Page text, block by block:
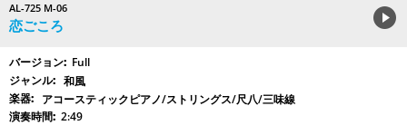
AL-725 M-06
恋ごころ
Full
和風
アコースティックピアノ/ストリングス/尺八/三味線
2:49